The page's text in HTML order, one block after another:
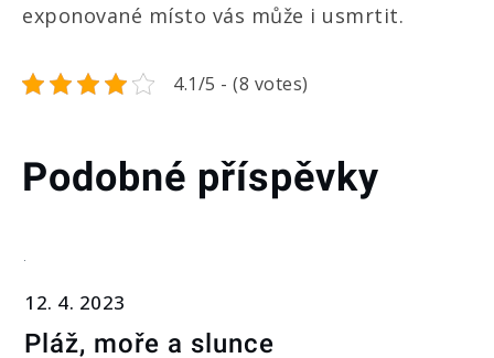
exponované místo vás může i usmrtit.
4.1/5 - (8 votes)
Podobné příspěvky
12. 4. 2023
Pláž, moře a slunce